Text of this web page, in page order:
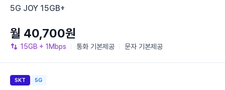
5G JOY 15GB+
15GB + 1Mbps 통화 기본제공 문자 기본제공
월 40,700원
SKT 5G